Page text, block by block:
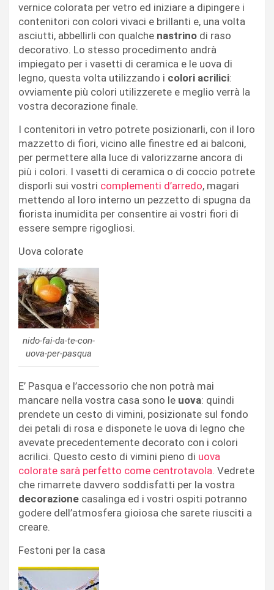
vernice colorata per vetro ed iniziare a dipingere i
contenitori con colori vivaci e brillanti e, una volta
asciutti, abbellirli con qualche nastrino di raso
decorativo. Lo stesso procedimento andrà
impiegato per i vasetti di ceramica e le uova di
legno, questa volta utilizzando i colori acrilici:
ovviamente più colori utilizzerete e meglio verrà la
vostra decorazione finale.
I contenitori in vetro potrete posizionarli, con il loro
mazzetto di fiori, vicino alle finestre ed ai balconi,
per permettere alla luce di valorizzarne ancora di
più i colori. I vasetti di ceramica o di coccio potrete
disporli sui vostri complementi d’arredo, magari
mettendo al loro interno un pezzetto di spugna da
fiorista inumidita per consentire ai vostri fiori di
essere sempre rigogliosi.
Uova colorate
nido-fai-da-te-con-
uova-per-pasqua
E’ Pasqua e l’accessorio che non potrà mai
mancare nella vostra casa sono le uova: quindi
prendete un cesto di vimini, posizionate sul fondo
dei petali di rosa e disponete le uova di legno che
avevate precedentemente decorato con i colori
acrilici. Questo cesto di vimini pieno di uova
colorate sarà perfetto come centrotavola. Vedrete
che rimarrete davvero soddisfatti per la vostra
decorazione casalinga ed i vostri ospiti potranno
godere dell’atmosfera gioiosa che sarete riusciti a
creare.
Festoni per la casa